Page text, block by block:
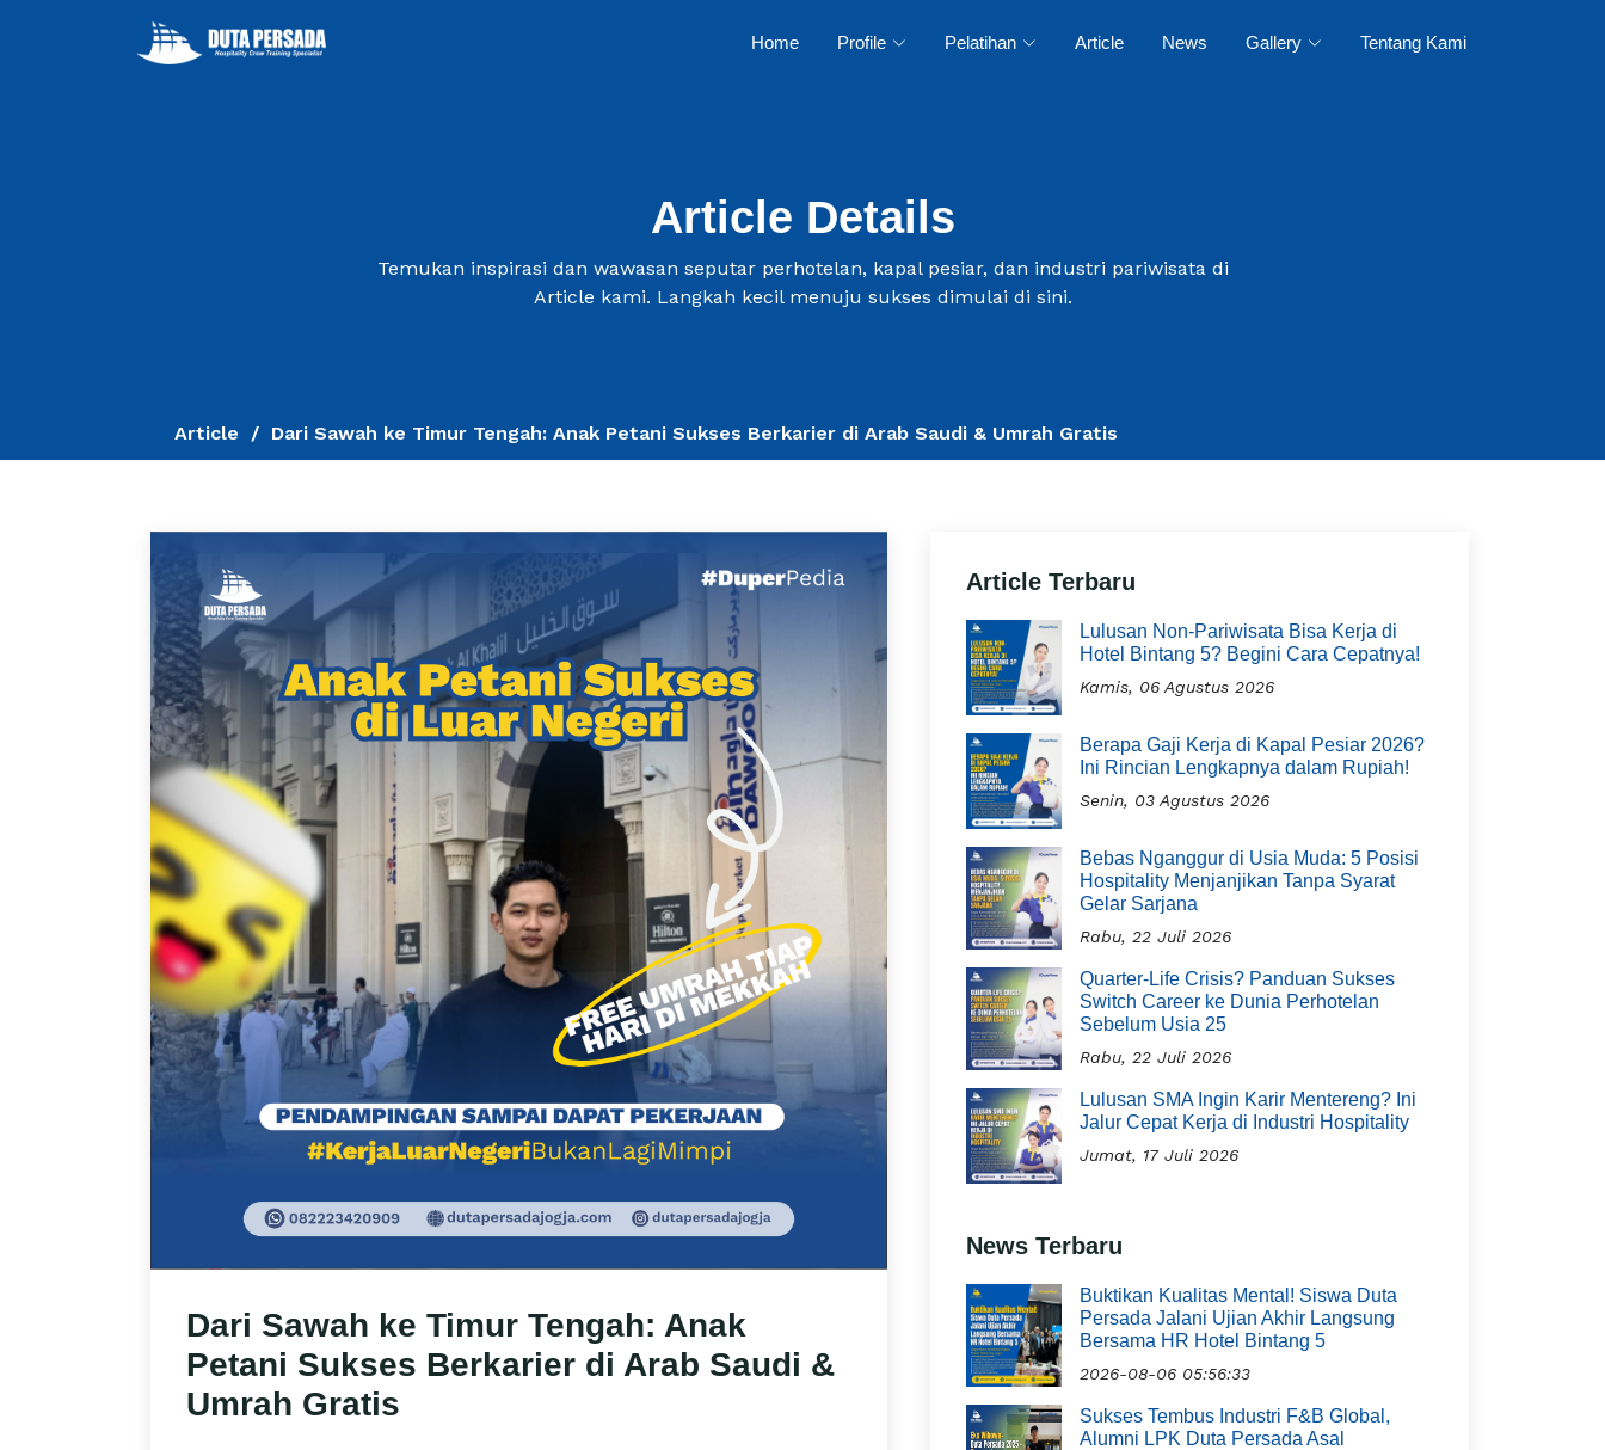
Home Profile Pelatihan Article News Gallery Tentang Kami
Article Details
Temukan inspirasi dan wawasan seputar perhotelan, kapal pesiar, dan industri pariwisata di
Article kami. Langkah kecil menuju sukses dimulai di sini.
Article Dari Sawah ke Timur Tengah: Anak Petani Sukses Berkarier di Arab Saudi & Umrah Gratis
Dari Sawah ke Timur Tengah: Anak
Petani Sukses Berkarier di Arab Saudi &
Umrah Gratis
Article Terbaru
Lulusan Non-Pariwisata Bisa Kerja di
Hotel Bintang 5? Begini Cara Cepatnya!
Kamis, 06 Agustus 2026
Berapa Gaji Kerja di Kapal Pesiar 2026?
Ini Rincian Lengkapnya dalam Rupiah!
Senin, 03 Agustus 2026
Bebas Nganggur di Usia Muda: 5 Posisi
Hospitality Menjanjikan Tanpa Syarat
Gelar Sarjana
Rabu, 22 Juli 2026
Quarter-Life Crisis? Panduan Sukses
Switch Career ke Dunia Perhotelan
Sebelum Usia 25
Rabu, 22 Juli 2026
Lulusan SMA Ingin Karir Mentereng? Ini
Jalur Cepat Kerja di Industri Hospitality
Jumat, 17 Juli 2026
News Terbaru
Buktikan Kualitas Mental! Siswa Duta
Persada Jalani Ujian Akhir Langsung
Bersama HR Hotel Bintang 5
2026-08-06 05:56:33
Sukses Tembus Industri F&B Global,
Alumni LPK Duta Persada Asal